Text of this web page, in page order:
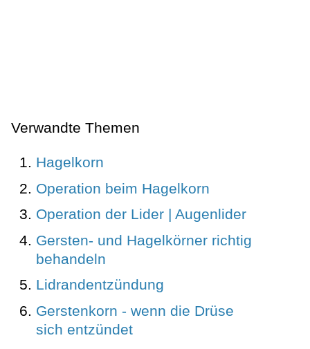
Verwandte Themen
Hagelkorn
Operation beim Hagelkorn
Operation der Lider | Augenlider
Gersten- und Hagelkörner richtig
behandeln
Lidrandentzündung
Gerstenkorn - wenn die Drüse
sich entzündet